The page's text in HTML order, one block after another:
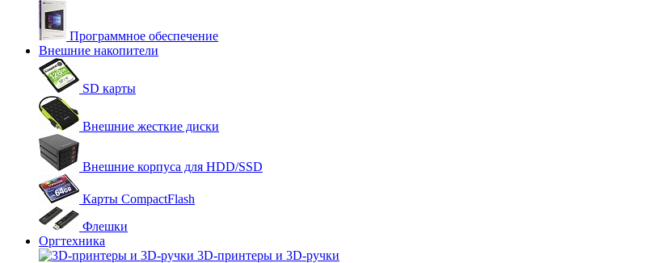
Программное обеспечение
Внешние накопители
SD карты
Внешние жесткие диски
Внешние корпуса для HDD/SSD
Карты CompactFlash
Флешки
Оргтехника
3D-принтеры и 3D-ручки